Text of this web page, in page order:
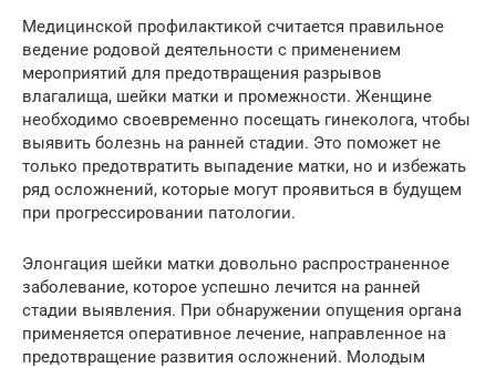
Медицинской профилактикой считается правильное
ведение родовой деятельности с применением
мероприятий для предотвращения разрывов
влагалища, шейки матки и промежности. Женщине
необходимо своевременно посещать гинеколога, чтобы
выявить болезнь на ранней стадии. Это поможет не
только предотвратить выпадение матки, но и избежать
ряд осложнений, которые могут проявиться в будущем
при прогрессировании патологии.
Элонгация шейки матки довольно распространенное
заболевание, которое успешно лечится на ранней
стадии выявления. При обнаружении опущения органа
применяется оперативное лечение, направленное на
предотвращение развития осложнений. Молодым